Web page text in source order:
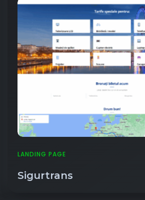
LANDING PAGE
Sigurtrans